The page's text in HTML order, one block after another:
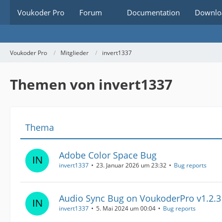
Voukoder Pro Forum Documentation
Voukoder Pro Mitglieder invert1337
Themen von invert1337
Thema
Adobe Color Space Bug
invert1337 23. Januar 2026 um 23:32 Bug reports
Audio Sync Bug on VoukoderPro v1.2.3
invert1337 5. Mai 2024 um 00:04 Bug reports